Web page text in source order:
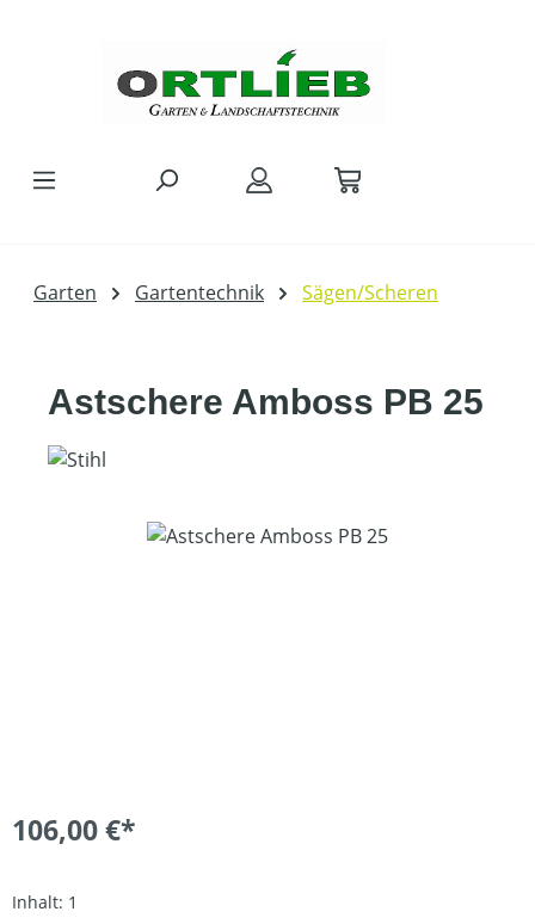
Garten Gartentechnik Sägen/Scheren
Astschere Amboss PB 25
Bildergalerie überspringen
106,00 €*
Inhalt: 1